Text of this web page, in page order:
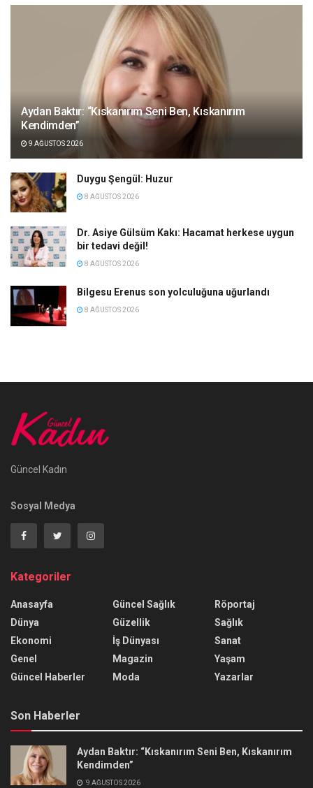
Aydan Baktır: “Kıskanırım Seni Ben, Kıskanırım
Kendimden”
9 AĞUSTOS 2026
Duygu Şengül: Huzur
8 AĞUSTOS 2026
Dr. Asiye Gülsüm Kakı: Hacamat herkese uygun
bir tedavi değil!
8 AĞUSTOS 2026
Bilgesu Erenus son yolculuğuna uğurlandı
8 AĞUSTOS 2026
Güncel Kadın
Sosyal Medya
Kategoriler
Anasayfa
Dünya
Ekonomi
Genel
Güncel Haberler
Güncel Sağlık
Güzellik
İş Dünyası
Magazin
Moda
Röportaj
Sağlık
Sanat
Yaşam
Yazarlar
Son Haberler
Aydan Baktır: “Kıskanırım Seni Ben, Kıskanırım
Kendimden”
9 AĞUSTOS 2026